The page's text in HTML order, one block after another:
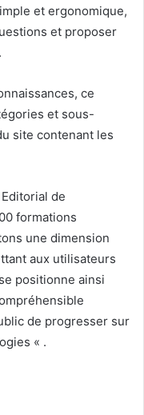
et ergonomique,
et proposer
ce
et sous-
site contenant les
de
formations
une dimension
aux utilisateurs
positionne ainsi
de progresser sur
« .